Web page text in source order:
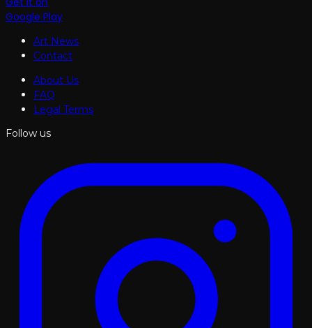
Google Play
Art News
Contact
About Us
FAQ
Legal Terms
Follow us